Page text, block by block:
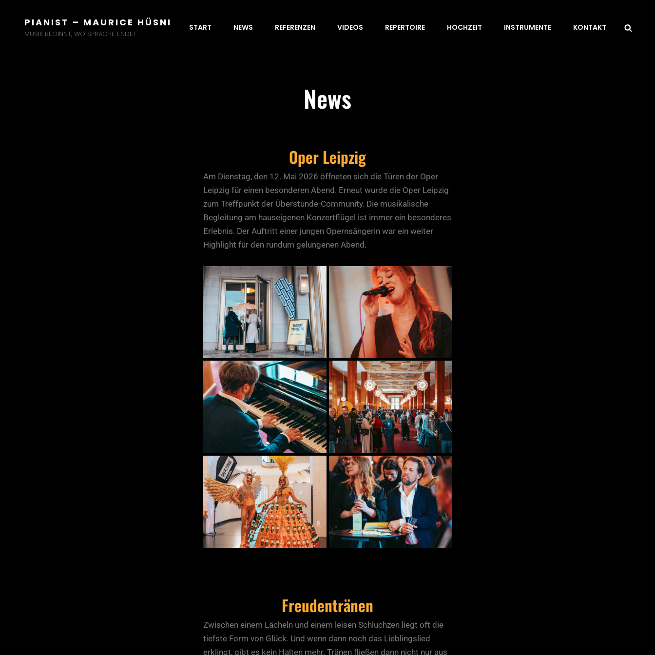
PIANIST – MAURICE HÜSNI
MUSIK BEGINNT, WO SPRACHE ENDET.
START NEWS REFERENZEN VIDEOS REPERTOIRE HOCHZEIT INSTRUMENTE KONTAKT
News
Oper Leipzig
Am Dienstag, den 12. Mai 2026 öffneten sich die Türen der Oper
Leipzig für einen besonderen Abend. Erneut wurde die Oper Leipzig
zum Treffpunkt der Überstunde-Community. Die musikalische
Begleitung am hauseigenen Konzertflügel ist immer ein besonderes
Erlebnis. Der Auftritt einer jungen Opernsängerin war ein weiter
Highlight für den rundum gelungenen Abend.
Freudentränen
Zwischen einem Lächeln und einem leisen Schluchzen liegt oft die
tiefste Form von Glück. Und wenn dann noch das Lieblingslied
erklingt, gibt es kein Halten mehr. Tränen fließen dann nicht nur aus